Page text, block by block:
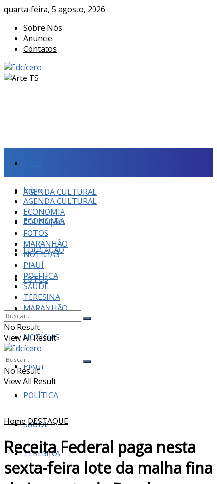
quarta-feira, 5 agosto, 2026
Sobre Nós
Anuncie
Contatos
AGENDA CULTURAL
ECONOMIA
EDUCAÇÃO
FOTOS
MARANHÃO
NOTÍCIAS
PIAUÍ
POLÍTICA
SAÚDE
TERESINA
Início
AGENDA CULTURAL
ECONOMIA
EDUCAÇÃO
FOTOS
MARANHÃO
NOTÍCIAS
PIAUÍ
POLÍTICA
SAÚDE
TERESINA
No Result
View All Result
No Result
View All Result
Home DESTAQUE
Receita Federal paga nesta
sexta-feira lote da malha fina